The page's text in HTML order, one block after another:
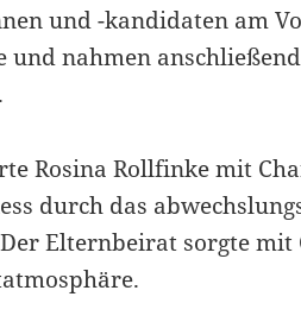
und -kandidaten am
und nahmen
Rosina Rollfinke mit
durch das
Elternbeirat sorgte mit